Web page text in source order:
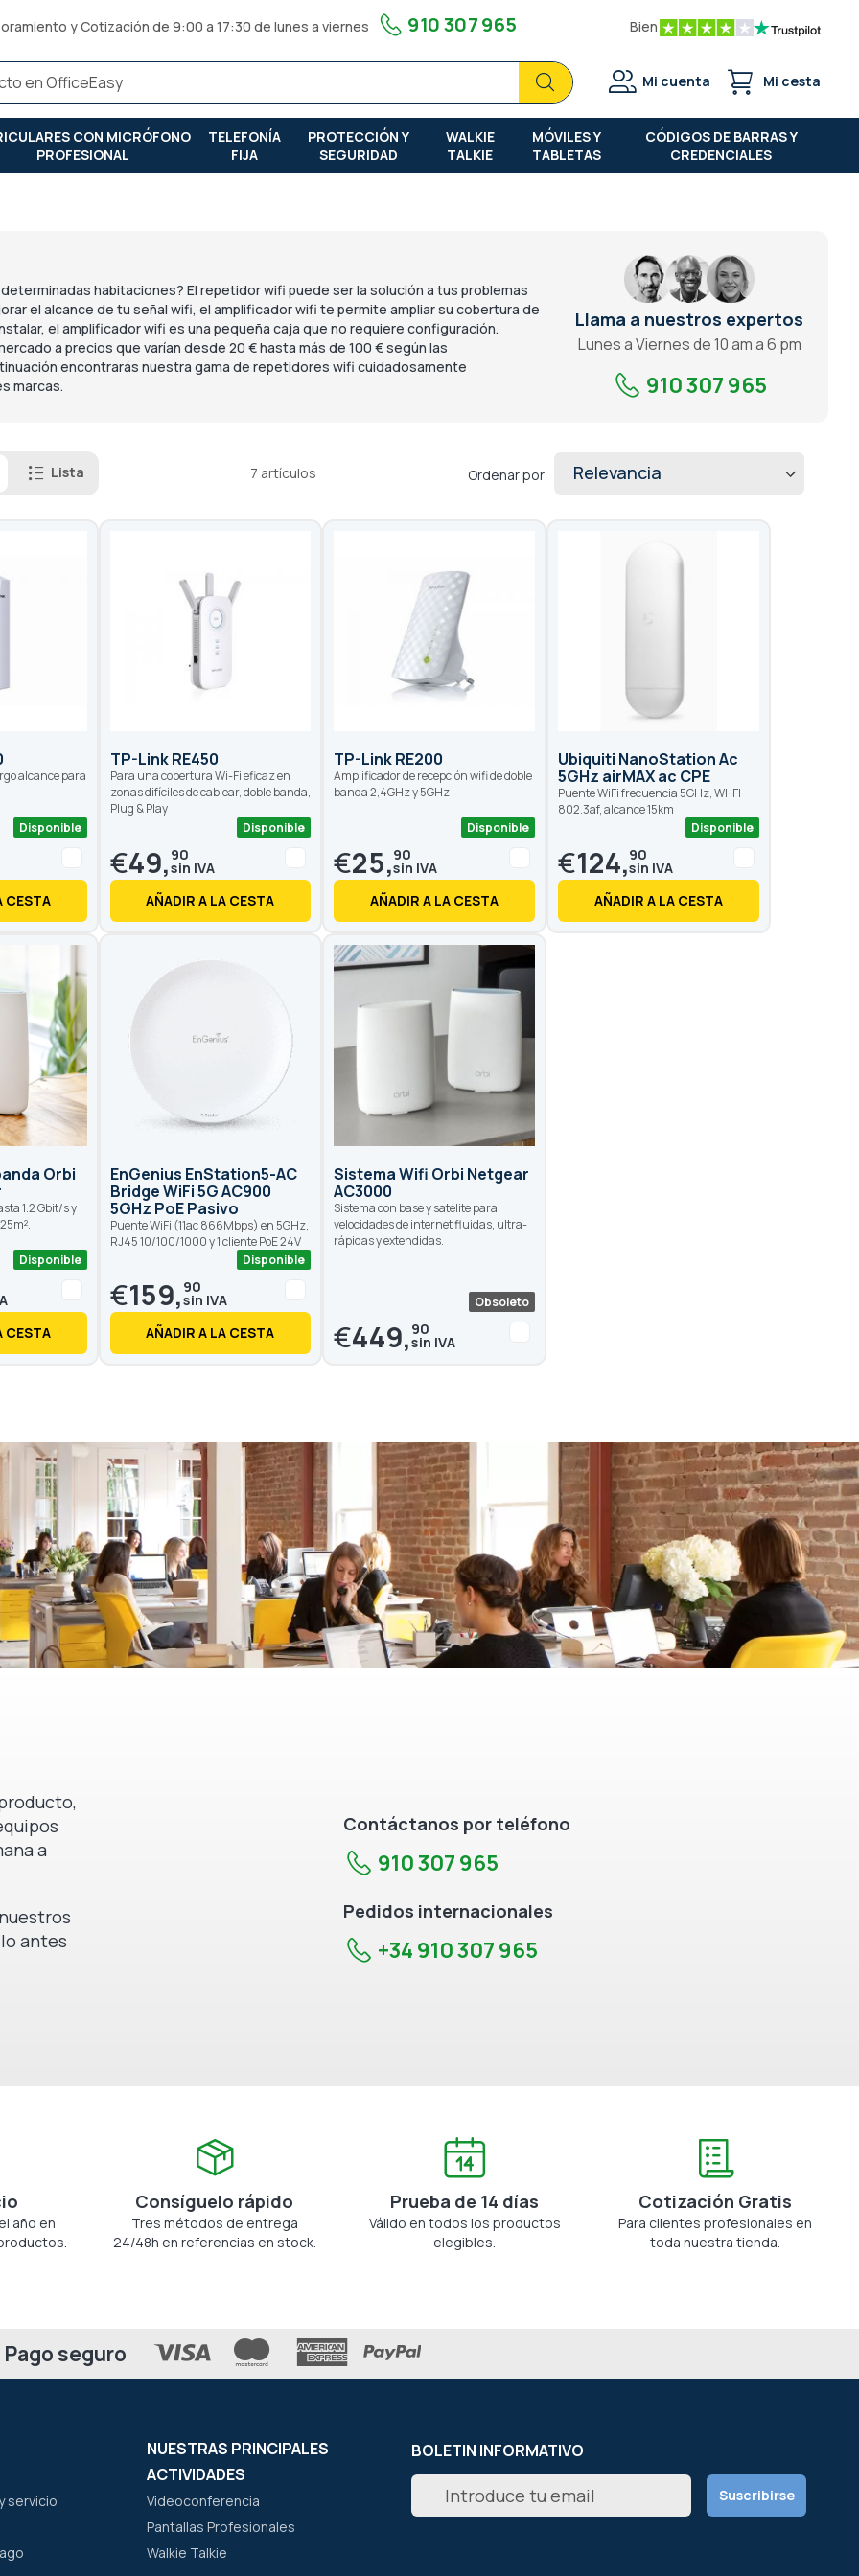
y Cotización de 9:00 a 17:30 de lunes a viernes 910 307 965 Bien
BuscarBuscar
Mi cuenta Mi cesta
CON MICRÓFONO
PROFESIONAL
TELEFONÍA
FIJA
PROTECCIÓN Y
SEGURIDAD
WALKIE
TALKIE
MÓVILES Y
TABLETAS
CÓDIGOS DE BARRAS Y
CREDENCIALES
habitaciones? El repetidor wifi puede ser la solución a tus problemas
el alcance de tu señal wifi, el amplificador wifi te permite ampliar su cobertura de
el amplificador wifi es una pequeña caja que no requiere configuración.
a precios que varían desde 20 € hasta más de 100 € según las
encontrarás nuestra gama de repetidores wifi cuidadosamente
marcas.
Llama a nuestros expertos
Lunes a Viernes de 10 am a 6 pm
910 307 965
Lista 7 artículos Ordenar por
alcance para
Disponible
CESTA
TP-Link RE450
Para una cobertura Wi-Fi eficaz en
zonas difíciles de cablear, doble banda,
Plug & Play
Disponible
€49, 90
AÑADIR A LA CESTA
TP-Link RE200
Amplificador de recepción wifi de doble
banda 2,4GHz y 5GHz
Disponible
€25,90
AÑADIR A LA CESTA
Ubiquiti NanoStation Ac
5GHz airMAX ac CPE
Puente WiFi frecuencia 5GHz, WI-FI
802.3af, alcance 15km
Disponible
€124,90
AÑADIR A LA CESTA
Orbi
1.2 Gbit/s y
Disponible
CESTA
EnGenius EnStation5-AC
Bridge WiFi 5G AC900
5GHz PoE Pasivo
Puente WiFi (11ac 866Mbps) en 5GHz,
RJ45 10/100/1000 y 1 cliente PoE 24V
Disponible
€159, 90
AÑADIR A LA CESTA
Sistema Wifi Orbi Netgear
AC3000
Sistema con base y satélite para
velocidades de internet fluidas, ultra-
rápidas y extendidas.
Obsoleto
€449,90
a
antes
Contáctanos por teléfono
910 307 965
Pedidos internacionales
+34 910 307 965
año en
Consíguelo rápido
Tres métodos de entrega
24/48h en referencias en stock.
Prueba de 14 días
Válido en todos los productos
elegibles.
Cotización Gratis
Para clientes profesionales en
toda nuestra tienda.
Pago seguro
servicio
NUESTRAS PRINCIPALES
ACTIVIDADES
Videoconferencia
Pantallas Profesionales
Walkie Talkie
BOLETIN INFORMATIVO
Inscríbete
nuestro
Suscribirse